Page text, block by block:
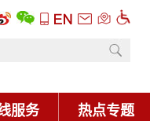
服务 热点专题